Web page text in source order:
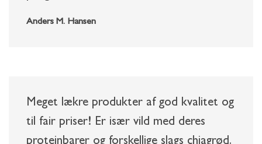
Anders M. Hansen
Meget lækre produkter af god kvalitet og
til fair priser! Er især vild med deres